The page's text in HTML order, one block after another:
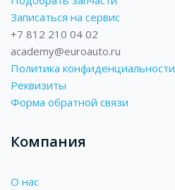
Записаться на сервис
+7 812 210 04 02
academy@euroauto.ru
Политика конфиденциальности
Реквизиты
Форма обратной связи
Компания
О нас